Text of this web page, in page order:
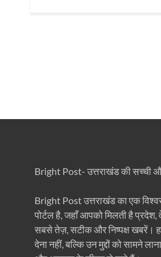
Bright Post- उत्तराखंड की सच्ची
Bright Post उत्तराखंड का एक
पोर्टल है, जहाँ आपको मिलती है
सबसे तेज़, सटीक और निष्पक्ष खबरें।
देना नहीं, बल्कि उन मुद्दों को सामने